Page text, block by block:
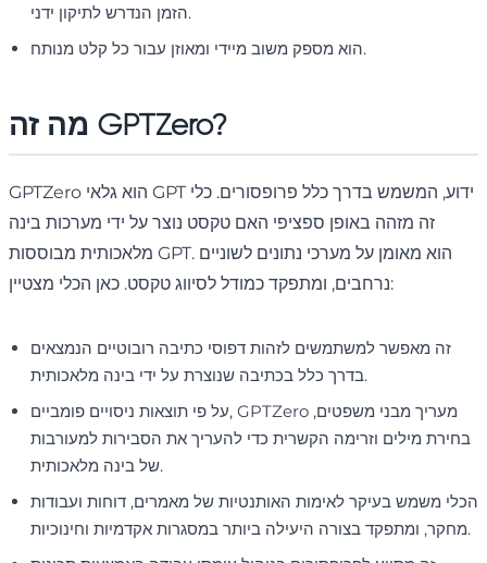
הזמן הנדרש לתיקון ידני.
הוא מספק משוב מיידי ומאוזן עבור כל קלט מנותח.
מה זה GPTZero?
GPTZero הוא גלאי GPT ידוע, המשמש בדרך כלל פרופסורים. כלי
זה מזהה באופן ספציפי האם טקסט נוצר על ידי מערכות בינה
מלאכותית מבוססות GPT. הוא מאומן על מערכי נתונים לשוניים
נרחבים, ומתפקד כמודל לסיווג טקסט. כאן הכלי מצטיין:
זה מאפשר למשתמשים לזהות דפוסי כתיבה רובוטיים הנמצאים
בדרך כלל בכתיבה שנוצרת על ידי בינה מלאכותית.
על פי תוצאות ניסויים פומביים, GPTZero מעריך מבני משפטים,
בחירת מילים וזרימה הקשרית כדי להעריך את הסבירות למעורבות
של בינה מלאכותית.
הכלי משמש בעיקר לאימות האותנטיות של מאמרים, דוחות ועבודות
מחקר, ומתפקד בצורה היעילה ביותר במסגרות אקדמיות וחינוכיות.